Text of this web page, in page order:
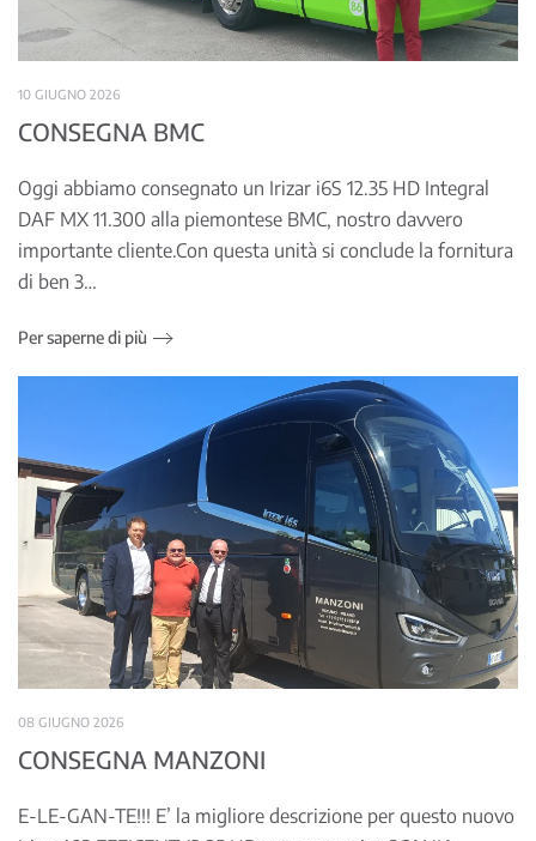
10 GIUGNO 2026
CONSEGNA BMC
Oggi abbiamo consegnato un Irizar i6S 12.35 HD Integral
DAF MX 11.300 alla piemontese BMC, nostro davvero
importante cliente.Con questa unità si conclude la fornitura
di ben 3…
Per saperne di più
08 GIUGNO 2026
CONSEGNA MANZONI
E-LE-GAN-TE!!! E’ la migliore descrizione per questo nuovo